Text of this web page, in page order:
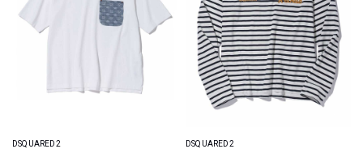
DSQUARED2 DSQUARED2